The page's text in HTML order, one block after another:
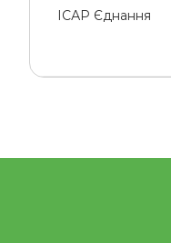
ІСАР Єднання